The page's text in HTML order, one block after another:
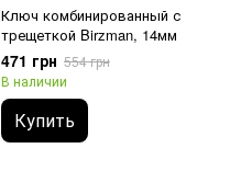
Ключ комбинированный с
трещеткой Birzman, 14мм
471 грн 554 грн
В наличии
Купить